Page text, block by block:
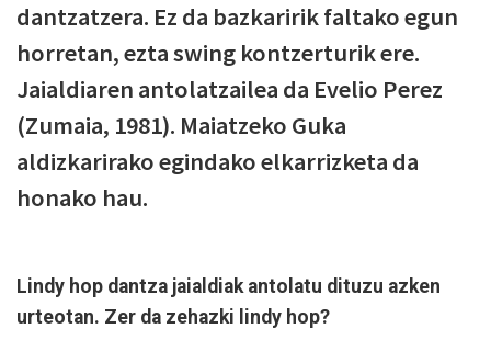
dantzatzera. Ez da bazkaririk faltako egun
horretan, ezta swing kontzerturik ere.
Jaialdiaren antolatzailea da Evelio Perez
(Zumaia, 1981). Maiatzeko Guka
aldizkarirako egindako elkarrizketa da
honako hau.
Lindy hop dantza jaialdiak antolatu dituzu azken
urteotan. Zer da zehazki lindy hop?